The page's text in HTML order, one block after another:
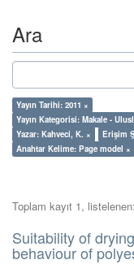
Ara
Yayın Tarihi: 2011 ×
Yayın Kategorisi: Makale -
Yazar: Kahveci, K. ×
Erişim
Anahtar Kelime: Page model ×
Toplam kayıt 1,
Suitability of
behaviour of